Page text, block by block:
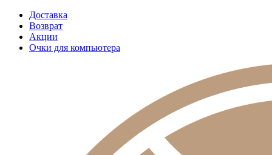
Доставка
Возврат
Акции
Очки для компьютера